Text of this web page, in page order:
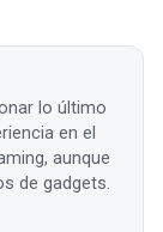
lo último
en el
aunque
de gadgets.